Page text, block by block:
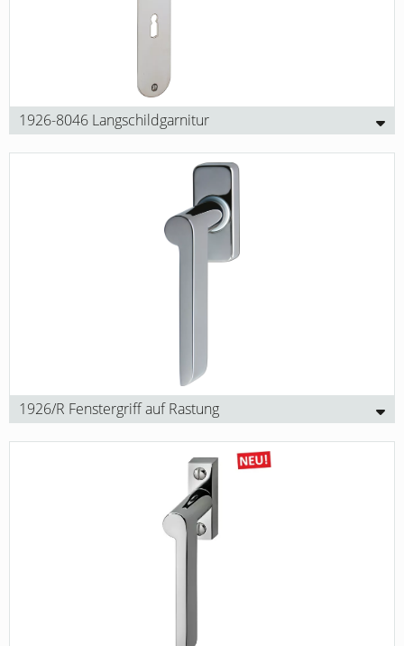
1926-8046 Langschildgarnitur
1926/R Fenstergriff auf Rastung